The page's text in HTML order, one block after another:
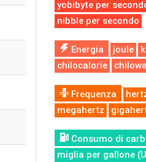
yobibyte per
nibble per secondo
Energia joule
chilocalorie
Frequenza
megahertz
Consumo di
miglia per gallone